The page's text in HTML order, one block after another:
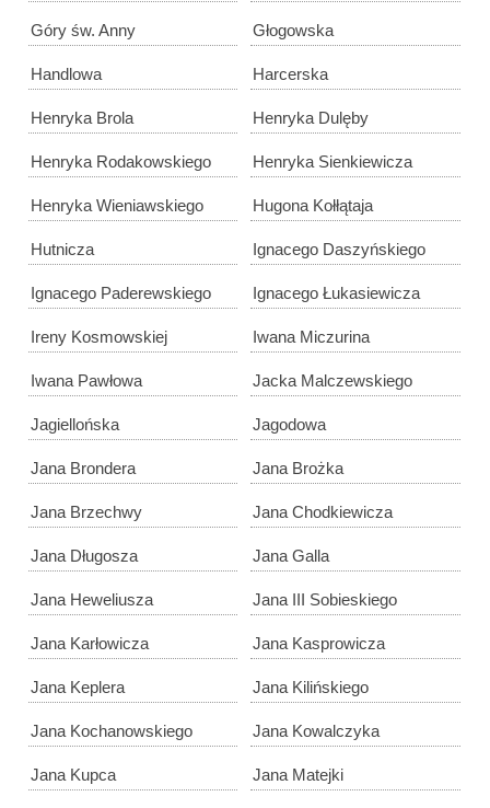
Góry św. Anny Głogowska
Handlowa Harcerska
Henryka Brola Henryka Dulęby
Henryka Rodakowskiego Henryka Sienkiewicza
Henryka Wieniawskiego Hugona Kołłątaja
Hutnicza Ignacego Daszyńskiego
Ignacego Paderewskiego Ignacego Łukasiewicza
Ireny Kosmowskiej Iwana Miczurina
Iwana Pawłowa Jacka Malczewskiego
Jagiellońska Jagodowa
Jana Brondera Jana Brożka
Jana Brzechwy Jana Chodkiewicza
Jana Długosza Jana Galla
Jana Heweliusza Jana III Sobieskiego
Jana Karłowicza Jana Kasprowicza
Jana Keplera Jana Kilińskiego
Jana Kochanowskiego Jana Kowalczyka
Jana Kupca Jana Matejki